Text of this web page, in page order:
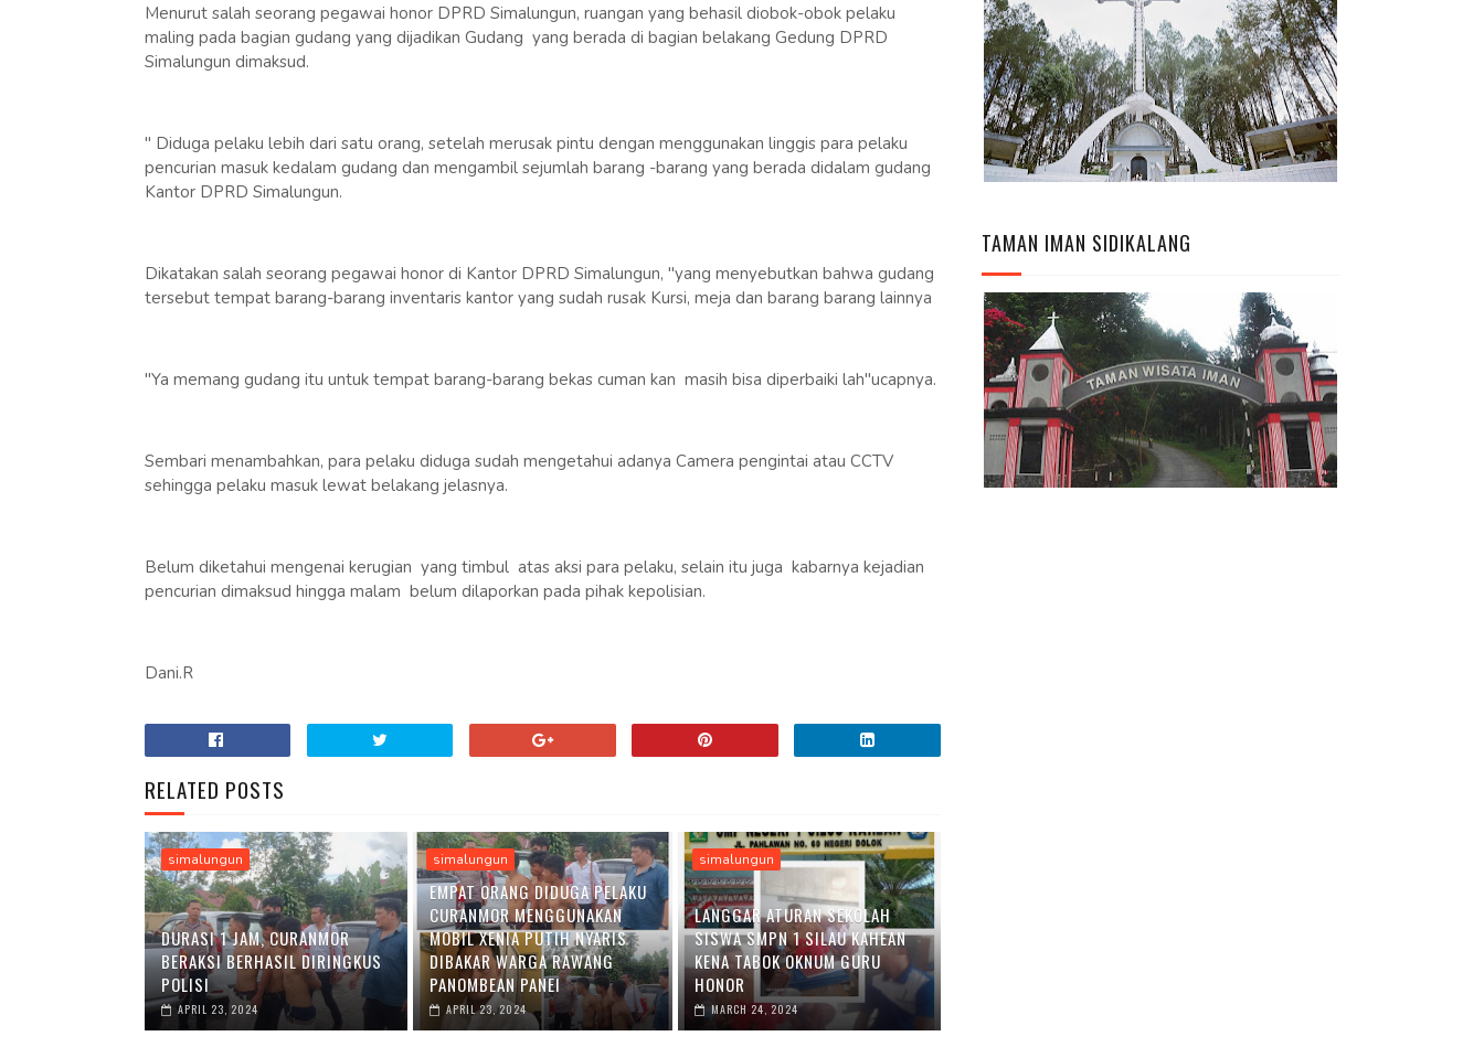
Menurut salah seorang pegawai honor DPRD Simalungun, ruangan yang behasil diobok-obok pelaku
maling pada bagian gudang yang dijadikan Gudang yang berada di bagian belakang Gedung DPRD
Simalungun dimaksud.
" Diduga pelaku lebih dari satu orang, setelah merusak pintu dengan menggunakan linggis para pelaku
pencurian masuk kedalam gudang dan mengambil sejumlah barang -barang yang berada didalam gudang
Kantor DPRD Simalungun.
Dikatakan salah seorang pegawai honor di Kantor DPRD Simalungun, "yang menyebutkan bahwa gudang
tersebut tempat barang-barang inventaris kantor yang sudah rusak Kursi, meja dan barang barang lainnya
"Ya memang gudang itu untuk tempat barang-barang bekas cuman kan masih bisa diperbaiki lah"ucapnya.
Sembari menambahkan, para pelaku diduga sudah mengetahui adanya Camera pengintai atau CCTV
sehingga pelaku masuk lewat belakang jelasnya.
Belum diketahui mengenai kerugian yang timbul atas aksi para pelaku, selain itu juga kabarnya kejadian
pencurian dimaksud hingga malam belum dilaporkan pada pihak kepolisian.
Dani.R
RELATED POSTS
simalungun
DURASI 1 JAM, CURANMOR
BERAKSI BERHASIL DIRINGKUS
POLISI
APRIL 23, 2024
simalungun
EMPAT ORANG DIDUGA PELAKU
CURANMOR MENGGUNAKAN
MOBIL XENIA PUTIH NYARIS
DIBAKAR WARGA RAWANG
PANOMBEAN PANEI
APRIL 23, 2024
simalungun
LANGGAR ATURAN SEKOLAH
SISWA SMPN 1 SILAU KAHEAN
KENA TABOK OKNUM GURU
HONOR
MARCH 24, 2024
TAMAN IMAN SIDIKALANG